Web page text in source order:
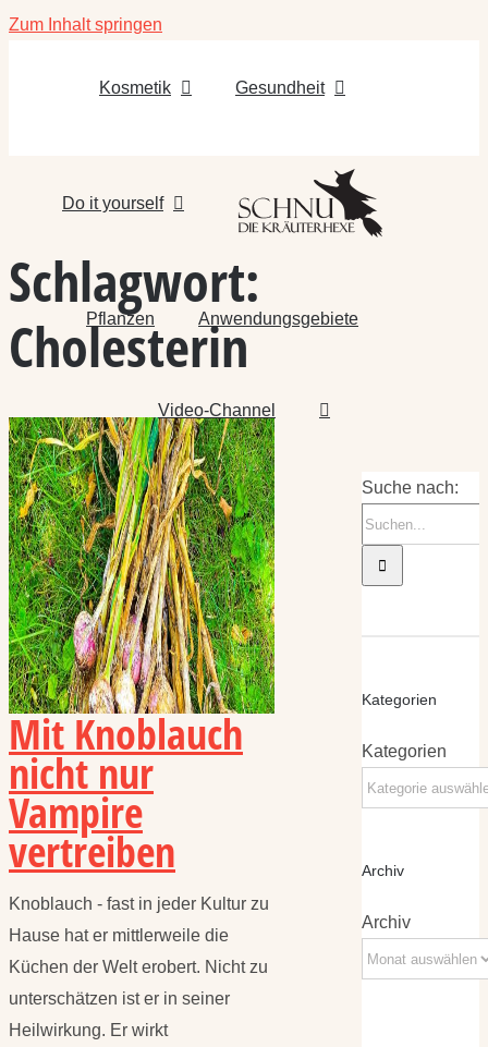
Zum Inhalt springen
Kosmetik Gesundheit
Do it yourself
Pflanzen Anwendungsgebiete
Video-Channel
Schlagwort:
Cholesterin
Mit Knoblauch
nicht nur
Vampire
vertreiben
Knoblauch - fast in jeder Kultur zu
Hause hat er mittlerweile die
Küchen der Welt erobert. Nicht zu
unterschätzen ist er in seiner
Heilwirkung. Er wirkt
Suche nach:
Kategorien
Kategorien
Archiv
Archiv